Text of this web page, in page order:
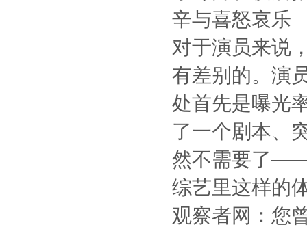
辛与喜怒哀乐
对于演员来说
有差别的。演
处首先是曝光
了一个剧本、
然不需要了——
综艺里这样的
观察者网：您